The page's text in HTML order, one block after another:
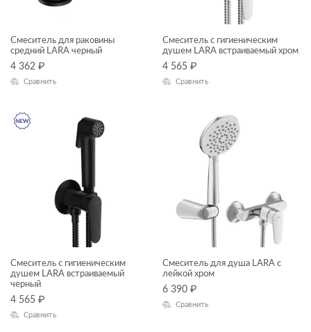
Смеситель для раковины
средний LARA черный
4 362 ₽
Сравнить
Смеситель с гигиеническим
душем LARA встраиваемый хром
4 565 ₽
Сравнить
Смеситель с гигиеническим
душем LARA встраиваемый
черный
4 565 ₽
Сравнить
Смеситель для душа LARA с
лейкой хром
6 390 ₽
Сравнить